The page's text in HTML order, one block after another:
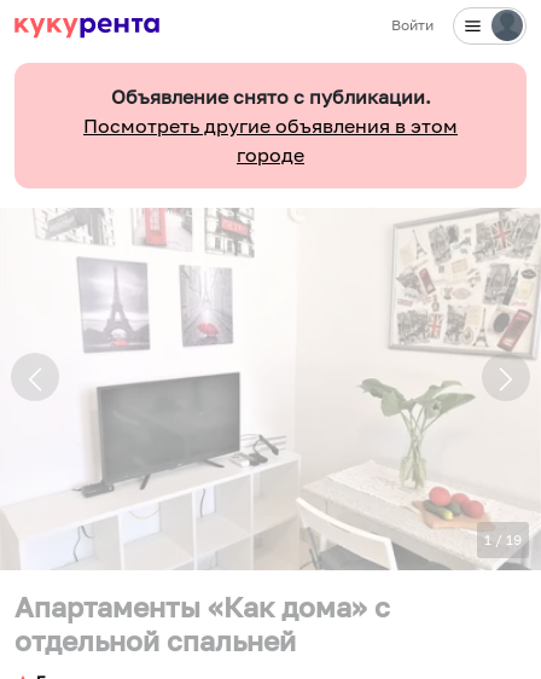
Войти
Объявление снято с публикации.
Посмотреть другие объявления в этом
городе
1 / 19
Апартаменты «Как дома» с
отдельной спальней